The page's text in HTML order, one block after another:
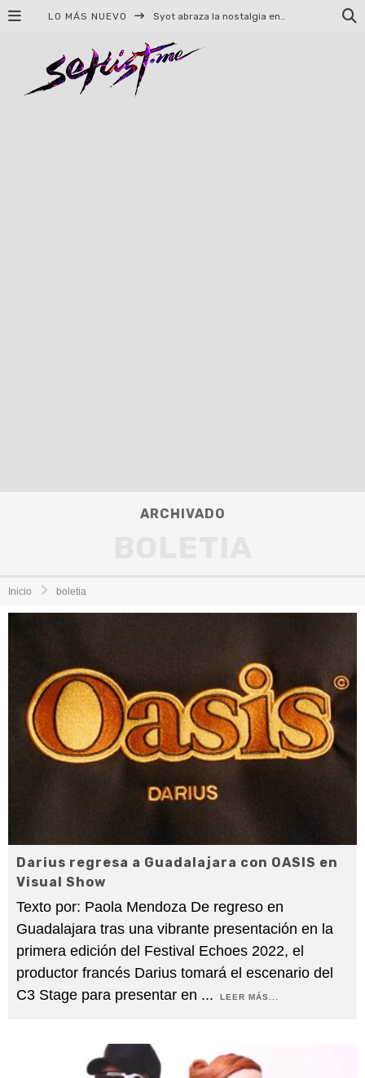
LO MÁS NUEVO
ARCHIVADO
Inicio boletia
Darius regresa a Guadalajara con OASIS en
Visual Show
Texto por: Paola Mendoza De regreso en
Guadalajara tras una vibrante presentación en la
primera edición del Festival Echoes 2022, el
productor francés Darius tomará el escenario del
C3 Stage para presentar en ... LEER MÁS...